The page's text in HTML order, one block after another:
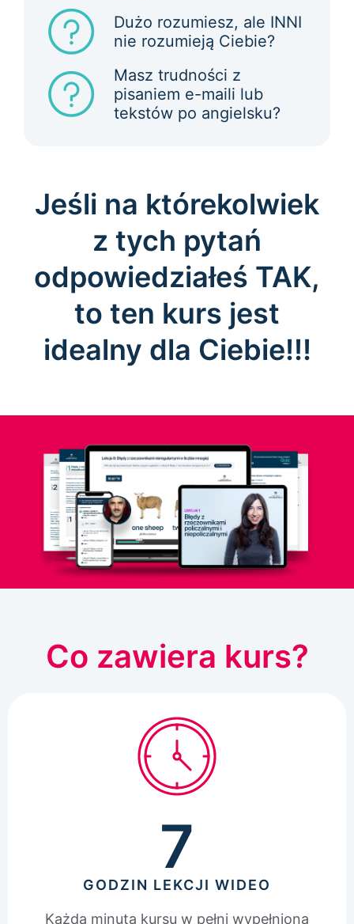
Dużo rozumiesz, ale INNI
nie rozumieją Ciebie?
Masz trudności z
pisaniem e-maili lub
tekstów po angielsku?
Jeśli na którekolwiek
z tych pytań
odpowiedziałeś TAK,
to ten kurs jest
idealny dla Ciebie!!!
Co zawiera kurs?
GODZIN LEKCJI WIDEO
7
Każda minuta kursu w pełni wypełniona